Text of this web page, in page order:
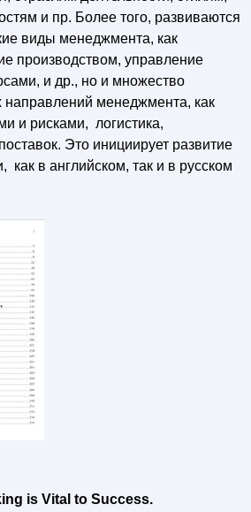
и пр. Более того, развиваются
виды менеджмента, как
производством, управление
и др., но и множество
менеджмента, как
и рисками, логистика,
Это инициирует развитие
как в английском, так и в русском
is Vital to Success.